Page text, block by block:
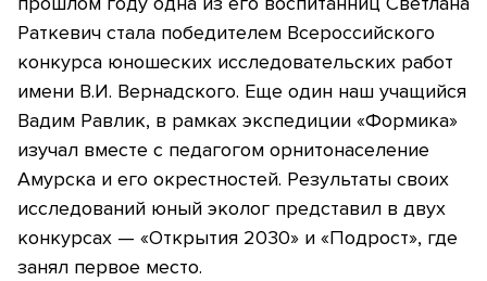
Раткевич стала победителем Всероссийского
конкурса юношеских исследовательских работ
имени В.И. Вернадского. Еще один наш учащийся
Вадим Равлик, в рамках экспедиции «Формика»
изучал вместе с педагогом орнитонаселение
Амурска и его окрестностей. Результаты своих
исследований юный эколог представил в двух
конкурсах — «Открытия 2030» и «Подрост», где
занял первое место.